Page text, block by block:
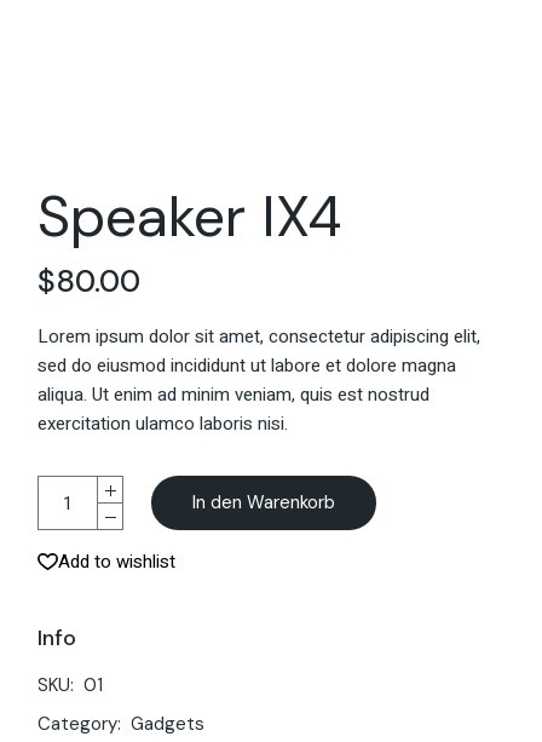
Speaker IX4
$80.00
Lorem ipsum dolor sit amet, consectetur adipiscing elit,
sed do eiusmod incididunt ut labore et dolore magna
aliqua. Ut enim ad minim veniam, quis est nostrud
exercitation ulamco laboris nisi.
In den Warenkorb
Add to wishlist
Info
SKU: 01
Category: Gadgets